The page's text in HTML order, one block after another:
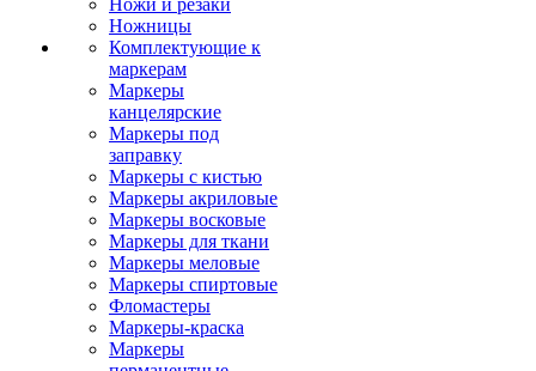
Ножи и резаки
Ножницы
Комплектующие к
маркерам
Маркеры
канцелярские
Маркеры под
заправку
Маркеры с кистью
Маркеры акриловые
Маркеры восковые
Маркеры для ткани
Маркеры меловые
Маркеры спиртовые
Фломастеры
Маркеры-краска
Маркеры